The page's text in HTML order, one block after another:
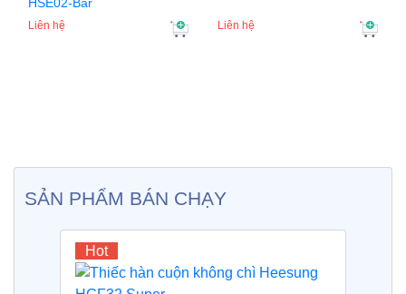
Liên hệ Liên hệ
SẢN PHẨM BÁN CHẠY
Hot